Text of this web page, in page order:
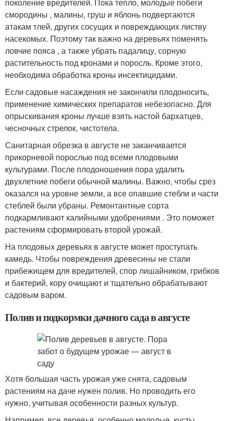
смородины , малины, груш и яблонь подвергаются
атакам тлей, других сосущих и повреждающих листву
насекомых. Поэтому так важно на деревьях поменять
ловчие пояса , а также убрать падалицу, сорную
растительность под кронами и поросль. Кроме этого,
необходима обработка кроны инсектицидами.
Если садовые насаждения не закончили плодоносить,
применение химических препаратов небезопасно. Для
опрыскивания кроны лучше взять настой бархатцев,
чесночных стрелок, чистотела.
Санитарная обрезка в августе не заканчивается
прикорневой порослью под всеми плодовыми
культурами. После плодоношения пора удалить
двухлетние побеги обычной малины. Важно, чтобы срез
оказался на уровне земли, а все опавшие стебли и части
стеблей были убраны. Ремонтантные сорта
подкармливают калийными удобрениями . Это поможет
растениям сформировать второй урожай.
На плодовых деревьях в августе может проступать
камедь. Чтобы повреждения древесины не стали
прибежищем для вредителей, спор лишайником, грибков
и бактерий, кору очищают и тщательно обрабатывают
садовым варом.
Полив и подкормки дачного сада в августе
Хотя большая часть урожая уже снята, садовым
растениям на даче нужен полив. Но проводить его
нужно, учитывая особенности разных культур.